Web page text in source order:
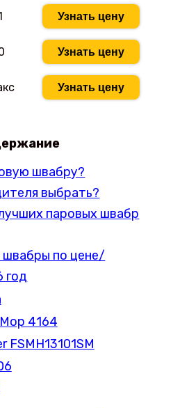
Узнать цену
Узнать цену
Узнать цену
швабру?
выбрать?
паровых швабр
по цене/
год
4164
FSMH13101SM